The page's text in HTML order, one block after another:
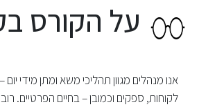
על הקורס
אנו מנהלים מגוון תהליכי משא ומתן מידי
לקוחות, ספקים וכמובן – בחיים הפרטיים.